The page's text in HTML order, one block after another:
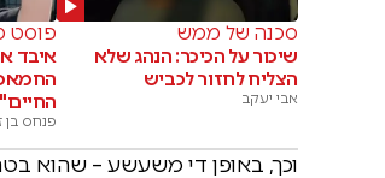
סכנה של ממש
שיכור על הכיכר: הנהג שלא
הצליח לחזור לכביש
אבי יעקב
פוסט
איבד
החיים"
פנחס בן
וכך, באופן די משעשע – שהוא